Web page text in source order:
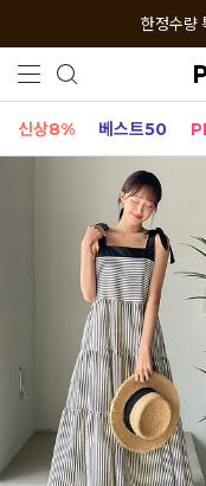
한정수량
신상8% 베스트50